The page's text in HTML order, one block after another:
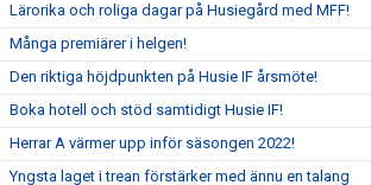
Lärorika och roliga dagar på Husiegård med MFF!
Många premiärer i helgen!
Den riktiga höjdpunkten på Husie IF årsmöte!
Boka hotell och stöd samtidigt Husie IF!
Herrar A värmer upp inför säsongen 2022!
Yngsta laget i trean förstärker med ännu en talang